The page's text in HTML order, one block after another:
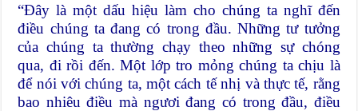
“Ðây là một dấu hiệu làm cho chúng ta nghĩ đến
điều chúng ta đang có trong đầu. Những tư tưởng
của chúng ta thường chạy theo những sự chóng
qua, đi rồi đến. Một lớp tro mỏng chúng ta chịu là
để nói với chúng ta, một cách tế nhị và thực tế, rằng
bao nhiêu điều mà ngươi đang có trong đầu, điều